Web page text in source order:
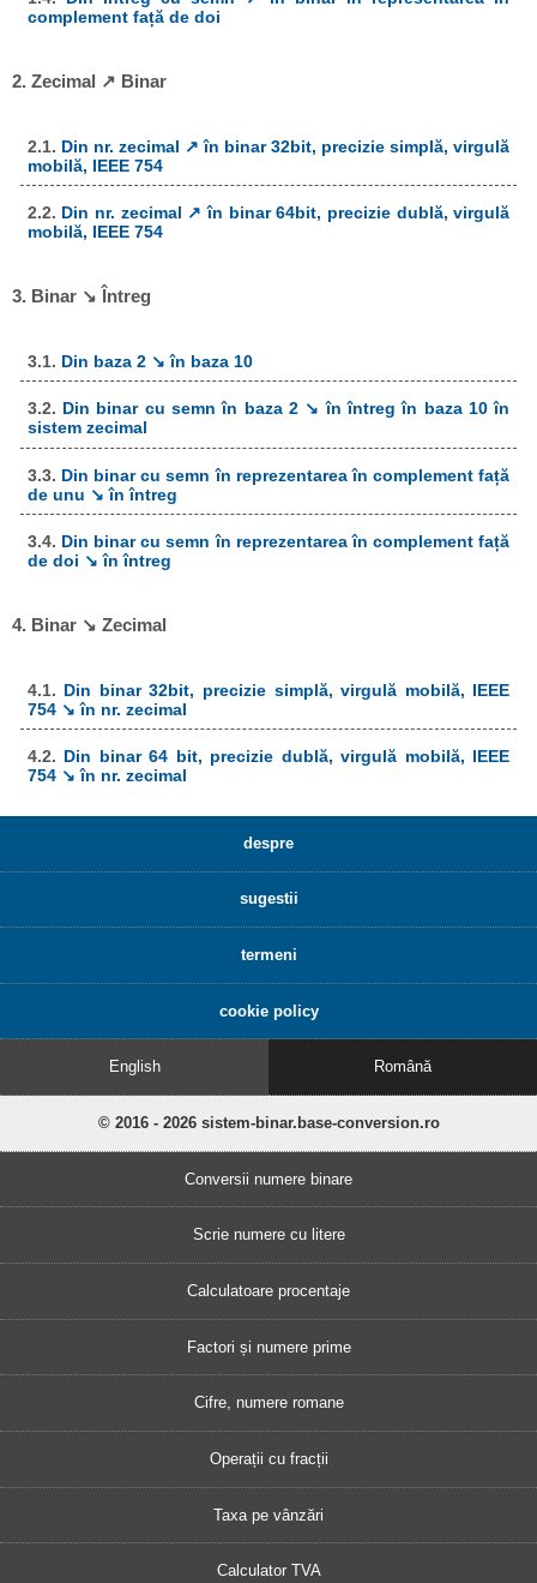
complement față de doi
2. Zecimal ↗ Binar
2.1. Din nr. zecimal ↗ în binar 32bit, precizie simplă, virgulă
mobilă, IEEE 754
2.2. Din nr. zecimal ↗ în binar 64bit, precizie dublă, virgulă
mobilă, IEEE 754
3. Binar ↘ Întreg
3.1. Din baza 2 ↘ în baza 10
3.2. Din binar cu semn în baza 2 ↘ în întreg în baza 10 în
sistem zecimal
3.3. Din binar cu semn în reprezentarea în complement față
de unu ↘ în întreg
3.4. Din binar cu semn în reprezentarea în complement față
de doi ↘ în întreg
4. Binar ↘ Zecimal
4.1. Din binar 32bit, precizie simplă, virgulă mobilă, IEEE
754 ↘ în nr. zecimal
4.2. Din binar 64 bit, precizie dublă, virgulă mobilă, IEEE
754 ↘ în nr. zecimal
despre
sugestii
termeni
cookie policy
English Română
© 2016 - 2026 sistem-binar.base-conversion.ro
Conversii numere binare
Scrie numere cu litere
Calculatoare procentaje
Factori și numere prime
Cifre, numere romane
Operații cu fracții
Taxa pe vânzări
Calculator TVA